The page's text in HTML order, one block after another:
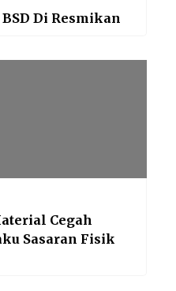
Di Resmikan
Cegah
Sasaran Fisik